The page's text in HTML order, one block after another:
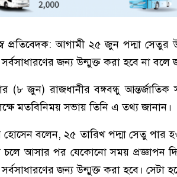
প্রতিবেদক: আগামী ২৫ জুন পদ্মা সেতুর
জন্য উন্মুক্ত করা হবে না
(৮ জুন) রাজধানীর বঙ্গবন্ধু
মতবিনিময় সভায় তিনি এ তথ্য জানান।
হোসেন বলেন, ২৫ তারিখ পদ্মা সেতু পার
চলে আসার পর যেকোনো সময় প্রজ্ঞাপন
জন্য উন্মুক্ত করা হবে।